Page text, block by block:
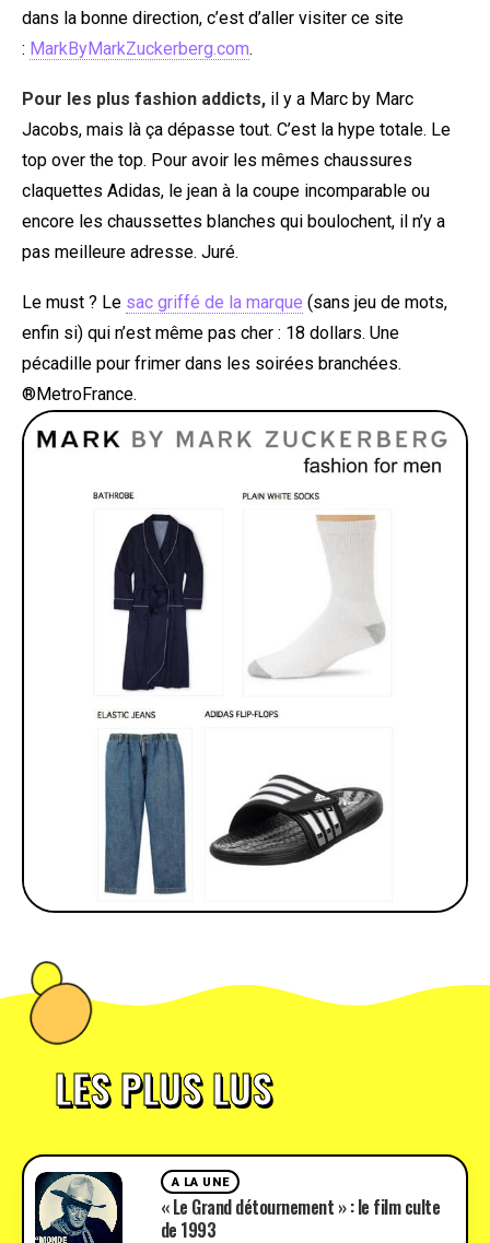
dans la bonne direction, c’est d’aller visiter ce site
: MarkByMarkZuckerberg.com.
Pour les plus fashion addicts, il y a Marc by Marc
Jacobs, mais là ça dépasse tout. C’est la hype totale. Le
top over the top. Pour avoir les mêmes chaussures
claquettes Adidas, le jean à la coupe incomparable ou
encore les chaussettes blanches qui boulochent, il n’y a
pas meilleure adresse. Juré.
Le must ? Le sac griffé de la marque (sans jeu de mots,
enfin si) qui n’est même pas cher : 18 dollars. Une
pécadille pour frimer dans les soirées branchées.
®MetroFrance.
LES PLUS LUS
A LA UNE
« Le Grand détournement » : le film culte
de 1993